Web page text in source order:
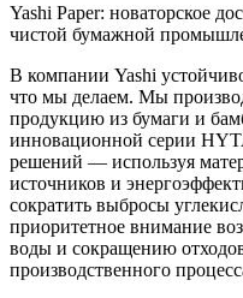
Yashi Paper: новаторское
чистой бумажной
В компании Yashi
что мы делаем. Мы
продукцию из бумаги и
инновационной серии
решений — используя
источников и
сократить выбросы
приоритетное внимание
воды и сокращению
производственного